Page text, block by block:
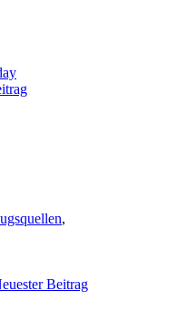
,
Beitrag